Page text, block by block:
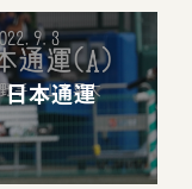
本通運